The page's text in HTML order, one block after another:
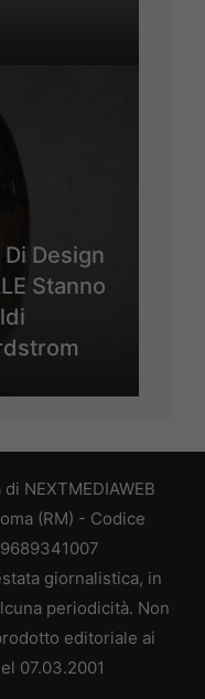
Design
Stanno
NEXTMEDIAWEB
(RM) - Codice
giornalistica, in
periodicità. Non
editoriale ai
07.03.2001